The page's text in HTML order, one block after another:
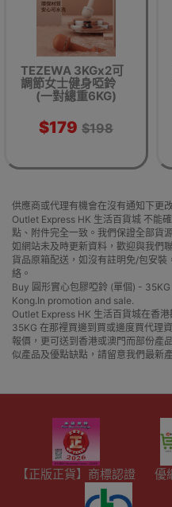
TEZEWA 3KGx2可
調節女士健身啞鈴
(一對總重6KG)
$179 $198
供應商或代理有機會在沒有通知下更
Outlet Express HK 生活百貨城 不能
點、附件完全一致。我們保證全部貨
如網站未及時更新資料，歡迎與我們
貨品原箱配送，如沒有註明免/包安
絡。
Buy 圓形實心包膠啞鈴 (單個) -
Kong.In promotion and sale.
Outlet Express HK 生活百貨城在香
35KG 在那裡買邊到買或邊度買代理
報價，更可送到香港或澳門而部份產
似產品及優點缺點，請留意我們最新
【正版正貨】商標認證 優